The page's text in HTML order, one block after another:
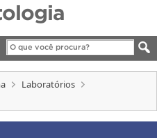
Canais
Laboratórios